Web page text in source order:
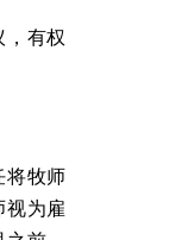
有权
将牧师
为雇